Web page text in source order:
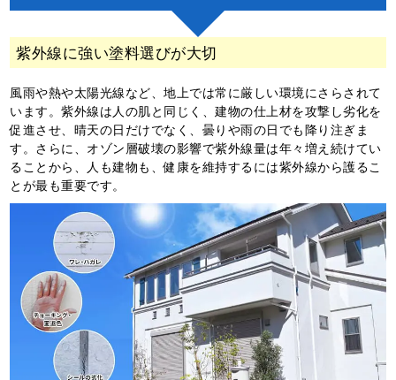
紫外線に強い塗料選びが大切
風雨や熱や太陽光線など、地上では常に厳しい環境にさらされて
います。紫外線は人の肌と同じく、建物の仕上材を攻撃し劣化を
促進させ、晴天の日だけでなく、曇りや雨の日でも降り注ぎま
す。さらに、オゾン層破壊の影響で紫外線量は年々増え続けてい
ることから、人も建物も、健康を維持するには紫外線から護るこ
とが最も重要です。